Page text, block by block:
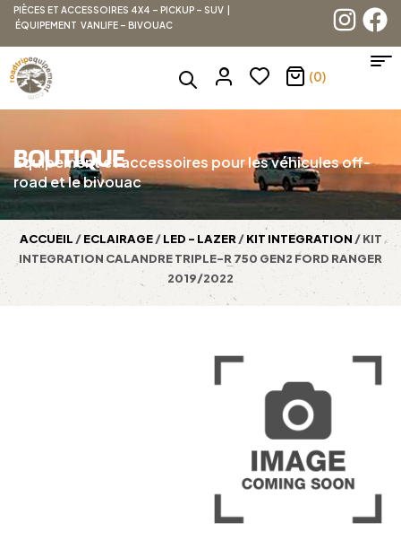
PIÈCES ET ACCESSOIRES 4X4 – PICKUP – SUV |
ÉQUIPEMENT VANLIFE – BIVOUAC
(0)
BOUTIQUE
Équipement et accessoires pour les véhicules off-
road et le bivouac
ACCUEIL /ECLAIRAGE/LED - LAZER /KIT INTEGRATION / KIT
INTEGRATION CALANDRE TRIPLE-R 750 GEN2 FORD RANGER
2019/2022